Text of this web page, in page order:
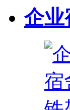
企业